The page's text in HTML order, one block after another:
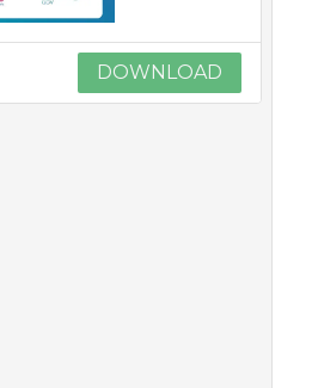
DOWNLOAD